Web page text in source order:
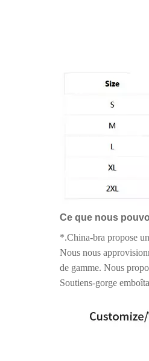
Ce que nous
*.China-bra propose
Nous nous
de gamme. Nous
Soutiens-gorge